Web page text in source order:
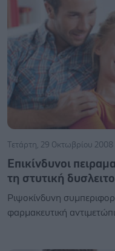
Τετάρτη, 29 Οκτωβρίου 2008
Επικίνδυνοι
τη στυτική
Ριψοκίνδυνη
φαρμακευτική